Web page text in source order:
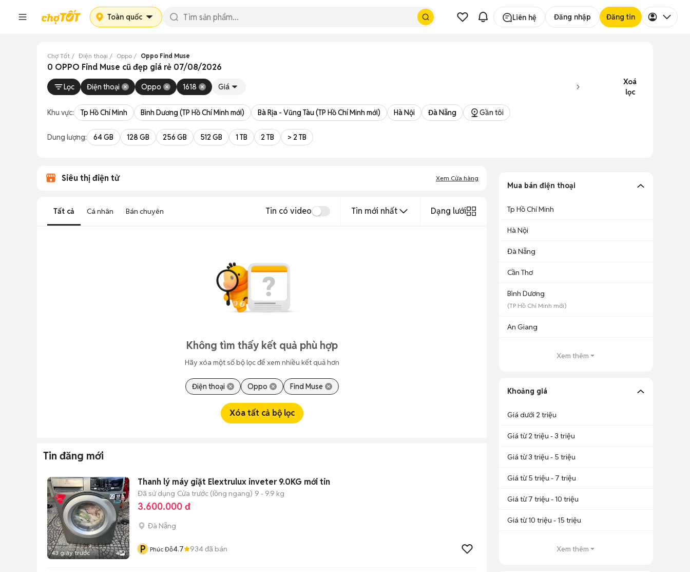
Toàn quốc Liên hệ Đăng nhập Đăng tin
Chợ Tốt Điện thoại Oppo Oppo Find Muse
0 OPPO Find Muse cũ đẹp giá rẻ 07/08/2026
Lọc Điện thoại Oppo 1618 Giá
Xoá
lọc
Khu vực: Tp Hồ Chí Minh Bình Dương (TP Hồ Chí Minh mới) Bà Rịa - Vũng Tàu (TP Hồ Chí Minh mới) Hà Nội Đà Nẵng Gần tôi
Dung lượng: 64 GB 128 GB 256 GB 512 GB 1 TB 2 TB > 2 TB
Siêu thị điện tử Xem Cửa hàng
Tất cả Cá nhân Bán chuyên Tin có video Tin mới nhất Dạng lưới
Không tìm thấy kết quả phù hợp
Hãy xóa một số bộ lọc để xem nhiều kết quả hơn
Điện thoại Oppo Find Muse
Xóa tất cả bộ lọc
Tin đăng mới
43 giây trước 4
Thanh lý máy giặt Elextrulux inveter 9.0KG mới tin
Đã sử dụng Cửa trước (lồng ngang) 9 - 9.9 kg
3.600.000 đ
Đà Nẵng
P Phúc Đỗ4.7 934đã bán
Mua bán điện thoại
Tp Hồ Chí Minh
Hà Nội
Đà Nẵng
Cần Thơ
Bình Dương
(TP Hồ Chí Minh mới)
An Giang
Xem thêm
Khoảng giá
Giá dưới 2 triệu
Giá từ 2 triệu - 3 triệu
Giá từ 3 triệu - 5 triệu
Giá từ 5 triệu - 7 triệu
Giá từ 7 triệu - 10 triệu
Giá từ 10 triệu - 15 triệu
Xem thêm